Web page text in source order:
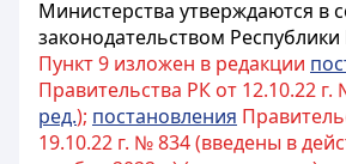
Министерства утверждаются в
законодательством Республики
Пункт 9 изложен в редакции
Правительства РК от 12.10.22 г.
ред.); постановления
19.10.22 г. № 834 (введены в